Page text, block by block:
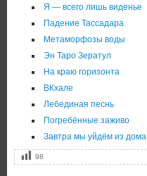
Я — всего лишь виденье
Падение Тассадара
Метаморфозы воды
Эн Таро Зератул
На краю горизонта
ВКхале
Лебединая песнь
Погребённые заживо
Завтра мы уйдём из дома
98